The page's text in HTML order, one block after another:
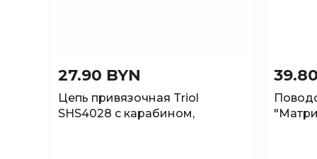
27.90 BYN
Цепь привязочная Triol
SHS4028 с карабином,